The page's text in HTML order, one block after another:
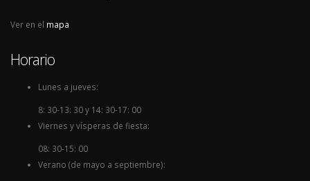
Ver en el mapa
Horario
Lunes a jueves:
8: 30-13: 30 y 14: 30-17: 00
Viernes y vísperas de fiesta:
08: 30-15: 00
Verano (de mayo a septiembre):